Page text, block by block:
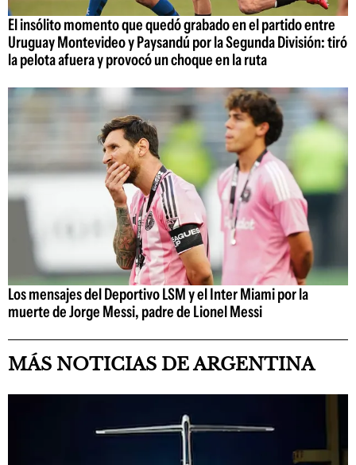
El insólito momento que quedó grabado en el partido entre
Uruguay Montevideo y Paysandú por la Segunda División: tiró
la pelota afuera y provocó un choque en la ruta
Los mensajes del Deportivo LSM y el Inter Miami por la
muerte de Jorge Messi, padre de Lionel Messi
MÁS NOTICIAS DE ARGENTINA